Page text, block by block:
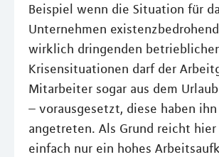
Beispiel wenn die Situation für
Unternehmen
wirklich dringenden
Krisensituationen darf der
Mitarbeiter sogar aus dem
– vorausgesetzt, diese haben
angetreten. Als Grund reicht
einfach nur ein hohes